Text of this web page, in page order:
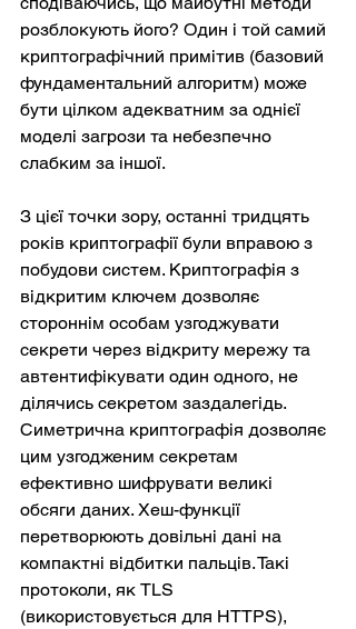
розблокують його? Один і той самий
криптографічний примітив (базовий
фундаментальний алгоритм) може
бути цілком адекватним за однієї
моделі загрози та небезпечно
слабким за іншої.
З цієї точки зору, останні тридцять
років криптографії були вправою з
побудови систем. Криптографія з
відкритим ключем дозволяє
стороннім особам узгоджувати
секрети через відкриту мережу та
автентифікувати один одного, не
ділячись секретом заздалегідь.
Симетрична криптографія дозволяє
цим узгодженим секретам
ефективно шифрувати великі
обсяги даних. Хеш-функції
перетворюють довільні дані на
компактні відбитки пальців. Такі
протоколи, як TLS
(використовується для HTTPS),